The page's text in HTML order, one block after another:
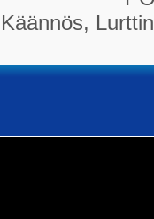
Käännös,